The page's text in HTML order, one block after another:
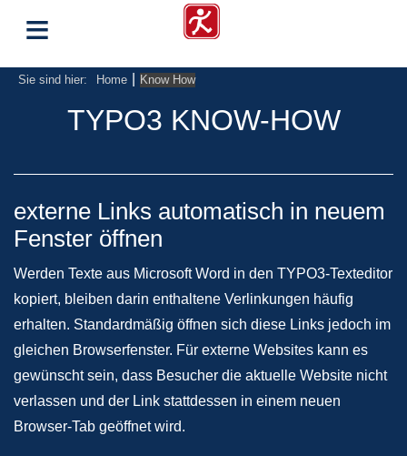
≡
Sie sind hier: Home Know How
TYPO3 KNOW-HOW
externe Links automatisch in neuem
Fenster öffnen
Werden Texte aus Microsoft Word in den TYPO3-Texteditor
kopiert, bleiben darin enthaltene Verlinkungen häufig
erhalten. Standardmäßig öffnen sich diese Links jedoch im
gleichen Browserfenster. Für externe Websites kann es
gewünscht sein, dass Besucher die aktuelle Website nicht
verlassen und der Link stattdessen in einem neuen
Browser-Tab geöffnet wird.